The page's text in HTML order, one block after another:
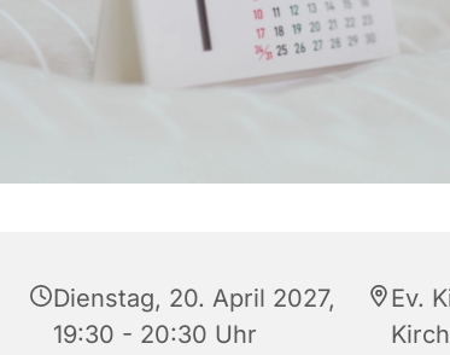
Dienstag, 20. April 2027,
19:30 - 20:30 Uhr
Ev.